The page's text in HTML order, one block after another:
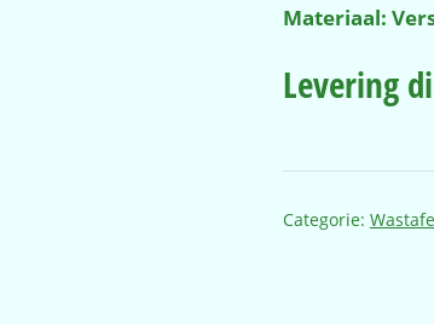
Materiaal:
Levering
Categorie: